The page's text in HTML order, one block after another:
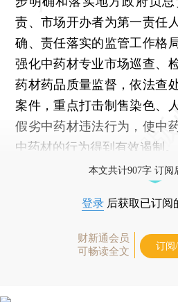
责、市场开办者为第一责任
确、责任落实的监管工作格
强化中药材专业市场巡查、
药材药品质量监督，依法查
案件，重点打击制售染色、
假劣中药材违法行为，使中
中药材的行为得到有效遏制。
本文共计907字 订阅
登录 后获取已订阅
财新通会员
可畅读全文
订阅